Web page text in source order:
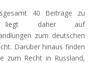
40 Beiträge zu
liegt daher auf
zum deutschen
Darüber hinaus finden
zum Recht in Russland,